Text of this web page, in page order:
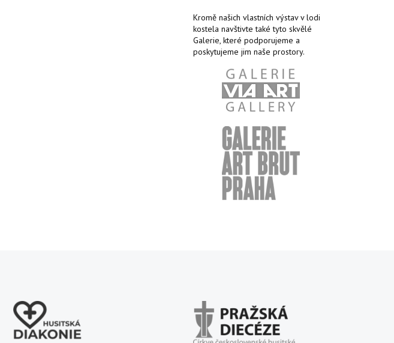
Kromě našich vlastních výstav v lodi
kostela navštivte také tyto skvělé
Galerie, které podporujeme a
poskytujeme jim naše prostory.